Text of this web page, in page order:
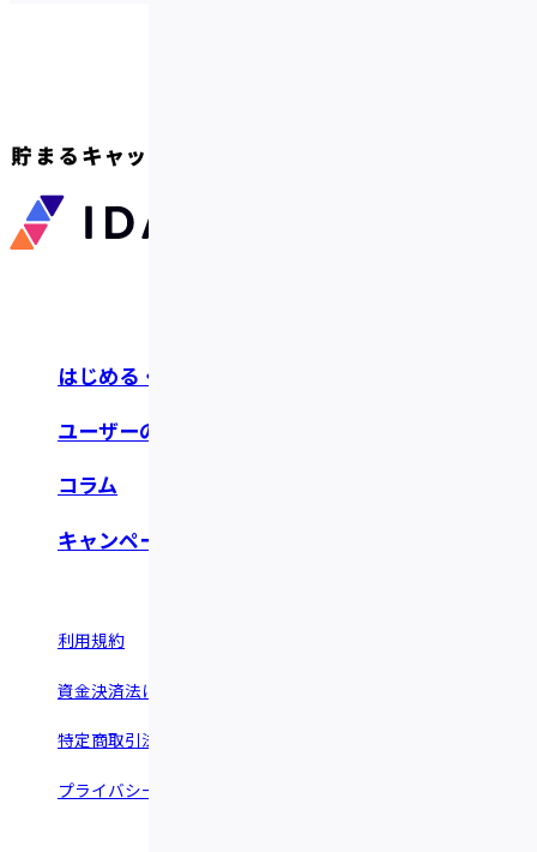
はじめる・つかう
ユーザーの声
コラム
キャンペーン
利用規約
資金決済法に基づく表示
特定商取引法に基づく表示
プライバシーポリシー